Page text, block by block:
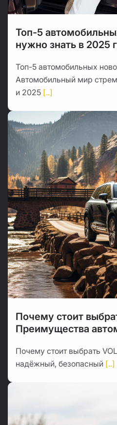
Топ-5
нужно знать в 2025
Топ-5 автомобильных
Автомобильный мир
и 2025 [..]
Почему стоит
Преимущества
Почему стоит выбрать
надёжный, безопасный [..]